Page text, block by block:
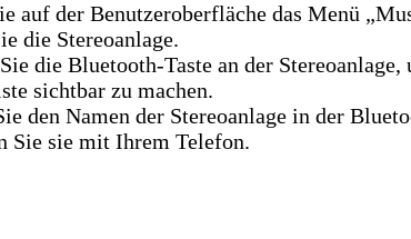
auf der Benutzeroberfläche das Menü
die Stereoanlage.
die Bluetooth-Taste an der
sichtbar zu machen.
den Namen der Stereoanlage in der
Sie sie mit Ihrem Telefon.